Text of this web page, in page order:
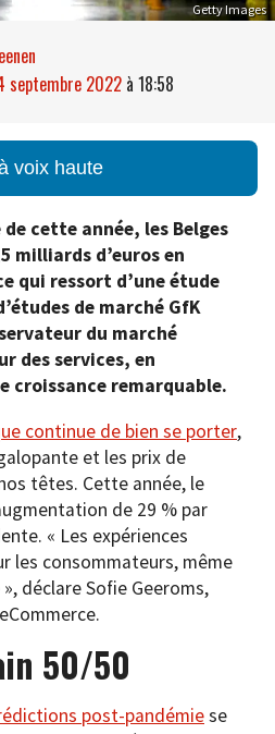
Getty Images
septembre 2022 à 18:58
voix haute
cette année, les Belges
milliards d’euros en
qui ressort d’une étude
de marché GfK
du marché
des services, en
croissance remarquable.
continue de bien se porter,
et les prix de
têtes. Cette année, le
de 29 % par
« Les expériences
les consommateurs, même
déclare Sofie Geeroms,
50/50
post-pandémiese